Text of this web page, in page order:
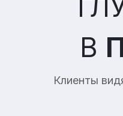
В
Клиенты